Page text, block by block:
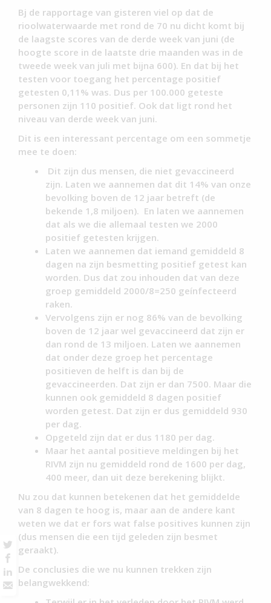
Bj de rapportage van gisteren viel op dat de
rioolwaterwaarde met rond de 70 nu dicht komt bij
de laagste scores van de derde week van juni (de
hoogte score in de laatste drie maanden was in de
tweede week van juli met bijna 600). En dat bij het
testen voor toegang het percentage positief
getesten 0,11% was. Dus per 100.000 geteste
personen zijn 110 positief. Ook dat ligt rond het
niveau van derde week van juni.
Dit is een interessant percentage om een sommetje
mee te doen:
Dit zijn dus mensen, die niet gevaccineerd
zijn. Laten we aannemen dat dit 14% van onze
bevolking boven de 12 jaar betreft (de
bekende 1,8 miljoen). En laten we aannemen
dat als we die allemaal testen we 2000
positief getesten krijgen.
Laten we aannemen dat iemand gemiddeld 8
dagen na zijn besmetting positief getest kan
worden. Dus dat zou inhouden dat van deze
groep gemiddeld 2000/8=250 geínfecteerd
raken.
Vervolgens zijn er nog 86% van de bevolking
boven de 12 jaar wel gevaccineerd dat zijn er
dan rond de 13 miljoen. Laten we aannemen
dat onder deze groep het percentage
positieven de helft is dan bij de
gevaccineerden. Dat zijn er dan 7500. Maar die
kunnen ook gemiddeld 8 dagen positief
worden getest. Dat zijn er dus gemiddeld 930
per dag.
Opgeteld zijn dat er dus 1180 per dag.
Maar het aantal positieve meldingen bij het
RIVM zijn nu gemiddeld rond de 1600 per dag,
400 meer, dan uit deze berekening blijkt.
Nu zou dat kunnen betekenen dat het gemiddelde
van 8 dagen te hoog is, maar aan de andere kant
weten we dat er fors wat false positives kunnen zijn
(dus mensen die een tijd geleden zijn besmet
geraakt).
De conclusies die we nu kunnen trekken zijn
belangwekkend: